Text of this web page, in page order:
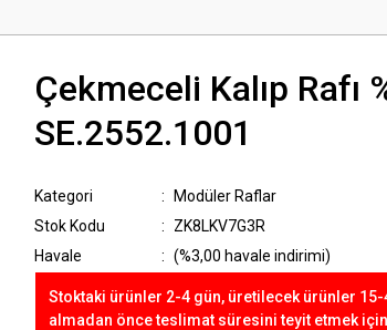
Çekmeceli Kalıp Rafı
SE.2552.1001
Kategori
Modüler Raflar
Stok Kodu
ZK8LKV7G3R
Havale
(%3,00 havale indirimi)
Stoktaki ürünler 2-4 gün, üretilecek ürünler
almadan önce teslimat süresini teyit etmek